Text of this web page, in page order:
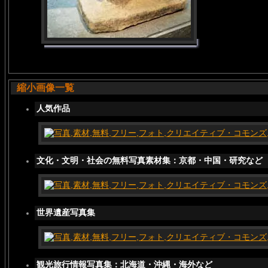
縮小画像一覧
人気作品
文化・文明・社会の無料写真素材集：京都・中国・研究など
世界遺産写真集
観光旅行情報写真集：北海道・沖縄・海外など